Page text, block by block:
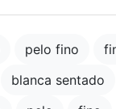
pelo fino
blanca sentado